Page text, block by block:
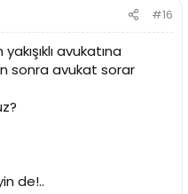
#16
avukatına
sonra avukat sorar
de!..